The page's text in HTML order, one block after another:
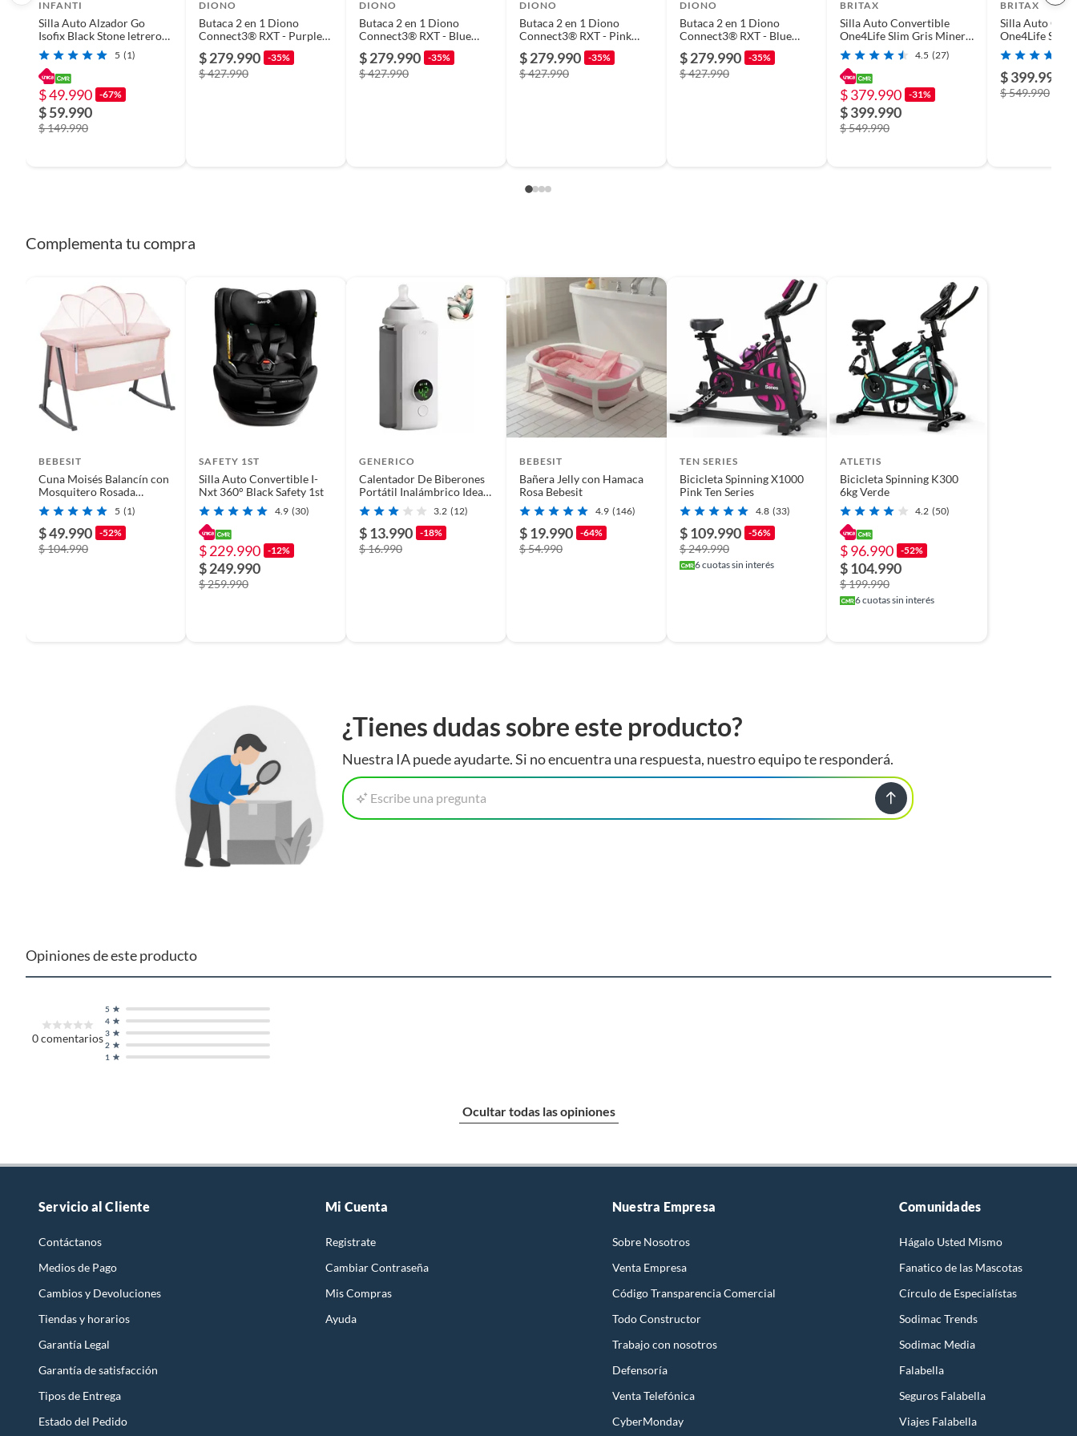
Tipo
Tipo de anclaje
Contramarcha
Material
Peso máximo soportado
Incluye Silla de auto Butaca Skyline
Dimensiones
Garantía 3 meses
INFANTI
Silla Auto Alzador Go
Isofix Black Stone letrero
bebe
5 (1)
$ 49.990 -67%
$ 59.990
$ 149.990
DIONO
Butaca 2 en 1 Diono
Connect3® RXT - Purple
$ 279.990 -35%
$ 427.990
DIONO
Butaca 2 en 1 Diono
Connect3® RXT - Blue
$ 279.990 -35%
$ 427.990
DIONO
Butaca 2 en 1 Diono
Connect3® RXT - Pink
Cotton Candy
$ 279.990 -35%
$ 427.990
DIONO
Butaca 2 en 1 Diono
Connect3® RXT - Blue
$ 279.990 -35%
$ 427.990
BRITAX
Silla Auto Convertible
One4Life Slim Gris Mineral
Britax
4.5 (27)
$ 379.990 -31%
$ 399.990
$ 549.990
BRITAX
Silla Auto
One4Life Slim
Britax
$ 399.990
$ 549.990
Complementa tu compra
BEBESIT
Cuna Moisés Balancín con
Mosquitero Rosada
Bebesit
5 (1)
$ 49.990 -52%
$ 104.990
SAFETY 1ST
Silla Auto Convertible I-
Nxt 360° Black Safety 1st
4.9 (30)
$ 229.990 -12%
$ 249.990
$ 259.990
GENERICO
Calentador De Biberones
Portátil Inalámbrico Ideal
Para Viajar Para Bebes
3.2 (12)
$ 13.990 -18%
$ 16.990
BEBESIT
Bañera Jelly con Hamaca
Rosa Bebesit
4.9 (146)
$ 19.990 -64%
$ 54.990
TEN SERIES
Bicicleta Spinning X1000
Pink Ten Series
4.8 (33)
$ 109.990 -56%
$ 249.990
6cuotas sin interés
ATLETIS
Bicicleta Spinning K300
6kg Verde
4.2 (50)
$ 96.990 -52%
$ 104.990
$ 199.990
6cuotas sin interés
¿Tienes dudas sobre este producto?
Nuestra IA puede ayudarte. Si no encuentra una respuesta, nuestro equipo te responderá.
Escribe una pregunta
Opiniones de este producto
0comentarios
1
2
3
4
5
Ocultar todas las opiniones
Servicio al Cliente
Contáctanos
Medios de Pago
Cambios y Devoluciones
Tiendas y horarios
Garantía Legal
Garantía de satisfacción
Tipos de Entrega
Estado del Pedido
Mi Cuenta
Registrate
Cambiar Contraseña
Mis Compras
Ayuda
Nuestra Empresa
Sobre Nosotros
Venta Empresa
Código Transparencia Comercial
Todo Constructor
Trabajo con nosotros
Defensoría
Venta Telefónica
CyberMonday
Comunidades
Hágalo Usted Mismo
Fanatico de las Mascotas
Círculo de Especialístas
Sodimac Trends
Sodimac Media
Falabella
Seguros Falabella
Viajes Falabella